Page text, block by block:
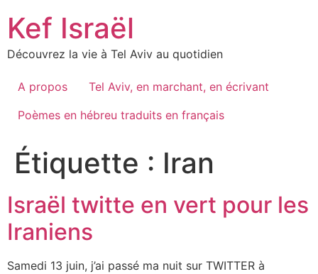
content
Kef Israël
Découvrez la vie à Tel Aviv au quotidien
A propos
Tel Aviv, en marchant, en écrivant
Poèmes en hébreu traduits en français
Étiquette : Iran
Israël twitte en vert pour les
Iraniens
Samedi 13 juin, j’ai passé ma nuit sur TWITTER à